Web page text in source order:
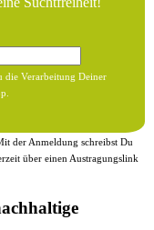
die Verarbeitung Deiner
der Anmeldung schreibst Du
über einen Austragungslink